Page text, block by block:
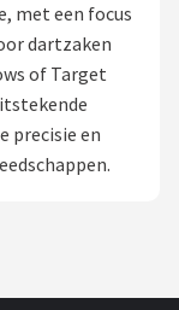
met een focus
dartzaken
of Target
precisie en